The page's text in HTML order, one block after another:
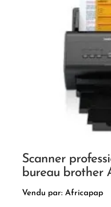
Scanner
bureau brother
Vendu par: Africapap